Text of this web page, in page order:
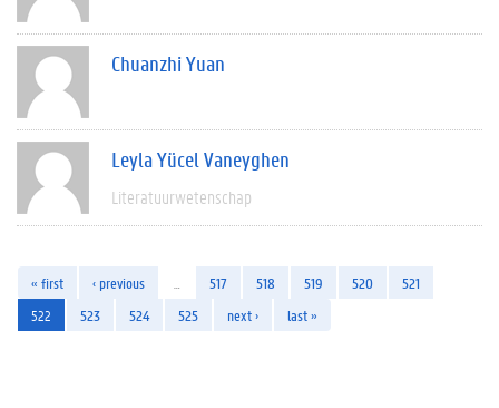
Chuanzhi Yuan
Leyla Yücel Vaneyghen
Literatuurwetenschap
« first ‹ previous 517 518 519 520
521
522
523 524 525 next › last »